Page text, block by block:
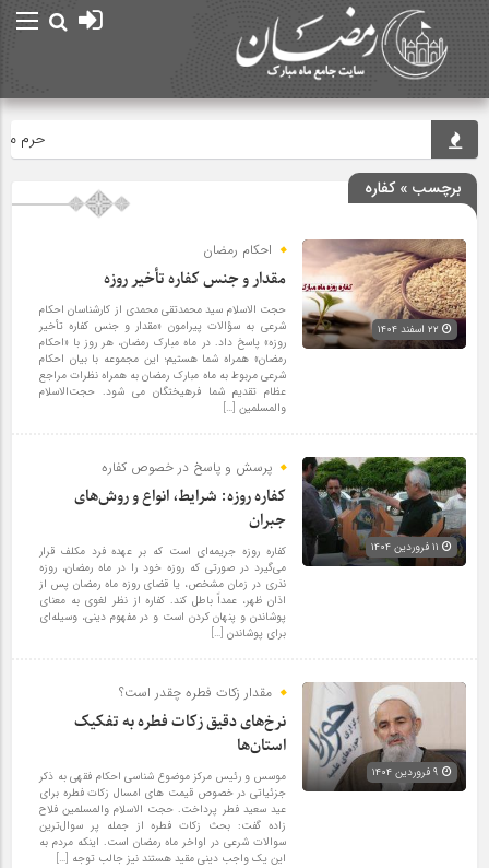
حرم
برچسب » کفاره‌
احکام رمضان
مقدار و جنس کفاره تأخیر روزه
حجت الاسلام سید محمدتقی محمدی از کارشناسان احکام
شرعی به سؤالات پیرامون «مقدار و جنس کفاره تأخیر
روزه» پاسخ داد. در ماه مبارک رمضان، هر روز با «احکام
رمضان» همراه شما هستیم؛ این مجموعه با بیان احکام
شرعی مربوط به ماه مبارک رمضان به همراه نظرات مراجع
عظام تقدیم شما فرهیختگان می شود. حجت‌الاسلام
والمسلمین […]
پرسش و پاسخ در خصوص کفاره
کفاره روزه: شرایط، انواع و روش‌های
جبران
کفاره روزه جریمه‌ای است که بر عهده فرد مکلف قرار
می‌گیرد در صورتی که روزه خود را در ماه رمضان، روزه
نذری در زمان مشخص، یا قضای روزه ماه رمضان پس از
اذان ظهر، عمداً باطل کند. کفاره از نظر لغوی به معنای
پوشاندن و پنهان کردن است و در مفهوم دینی، وسیله‌ای
برای پوشاندن […]
مقدار زکات فطره چقدر است؟
نرخ‌های دقیق زکات فطره به تفکیک
استان‌ها
موسس و رئیس مرکز موضوع شناسی احکام فقهی به ذکر
جزئیاتی در خصوص قیمت های امسال زکات فطره برای
عید سعید فطر پرداخت. حجت الاسلام والمسلمین فلاح
زاده گفت: بحث زکات فطره از جمله پر سوال‌ترین
سوالات شرعی در اواخر ماه رمضان است. اینکه مردم به
این یک واجب دینی مقید هستند نیز جالب توجه […]